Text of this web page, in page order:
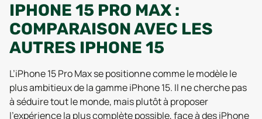
IPHONE 15 PRO MAX :
COMPARAISON AVEC LES
AUTRES IPHONE 15
L’iPhone 15 Pro Max se positionne comme le modèle le
plus ambitieux de la gamme iPhone 15. Il ne cherche pas
à séduire tout le monde, mais plutôt à proposer
l’expérience la plus complète possible, face à des iPhone